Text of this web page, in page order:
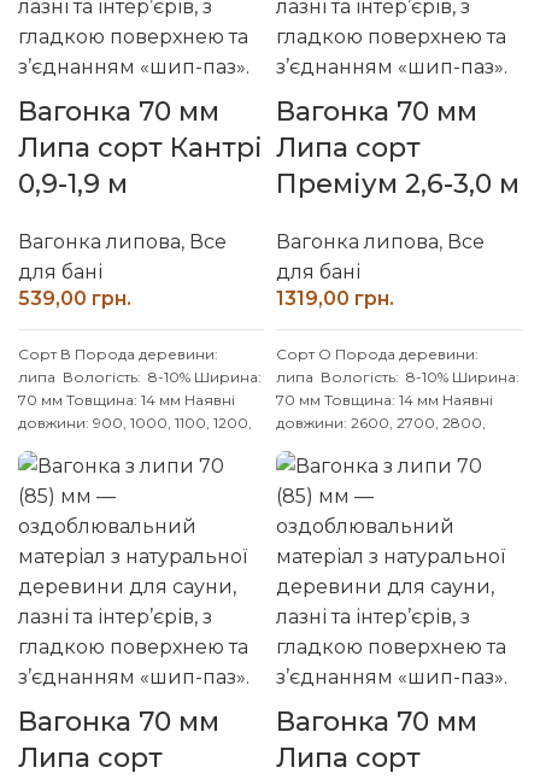
Вагонка 70 мм
Липа сорт Кантрі
0,9-1,9 м
Вагонка липова, Все
для бані
грн.
Сорт В Порода деревини:
липа Вологість: 8-10% Ширина:
70 мм Товщина: 14 мм Наявні
довжини: 900, 1000, 1100, 1200,
1800, 1900 мм Індивідуальні
розміри погоджуйте із
менеджером
Вагонка 70 мм
Липа сорт
Преміум 2,6-3,0 м
Вагонка липова, Все
для бані
грн.
Сорт О Порода деревини:
липа Вологість: 8-10% Ширина:
70 мм Товщина: 14 мм Наявні
довжини: 2600, 2700, 2800,
розміри погоджуйте із
менеджером
Вагонка 70 мм
Липа сорт
Вагонка 70 мм
Липа сорт